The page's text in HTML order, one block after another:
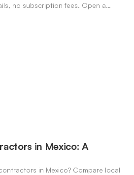
no subscription fees. Open a
in Mexico: A
in Mexico? Compare local